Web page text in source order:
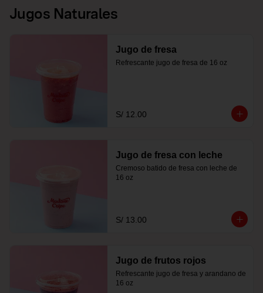
Jugos Naturales
Jugo de fresa
Refrescante jugo de fresa de 16 oz
S/ 12.00
Jugo de fresa con leche
Cremoso batido de fresa con leche de
16 oz
S/ 13.00
Jugo de frutos rojos
Refrescante jugo de fresa y arandano de
16 oz